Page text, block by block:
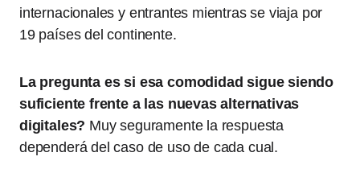
internacionales y entrantes mientras se viaja por
19 países del continente.
La pregunta es si esa comodidad sigue siendo
suficiente frente a las nuevas alternativas
digitales? Muy seguramente la respuesta
dependerá del caso de uso de cada cual.